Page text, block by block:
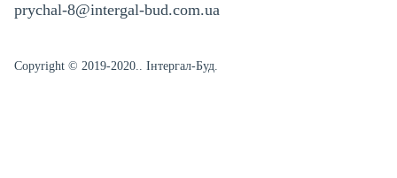
prychal-8@intergal-bud.com.ua
Copyright © 2019-2020.. Інтергал-Буд.